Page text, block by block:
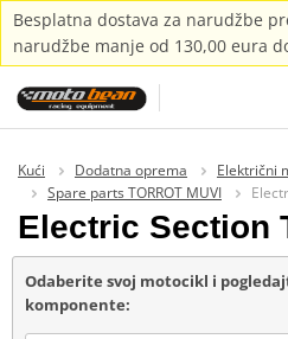
Besplatna dostava za narudžbe
narudžbe manje od 130,00 eura
Kući Dodatna oprema
Električni
Spare parts TORROT MUVI
Electric Section
Odaberite svoj motocikl i
komponente: